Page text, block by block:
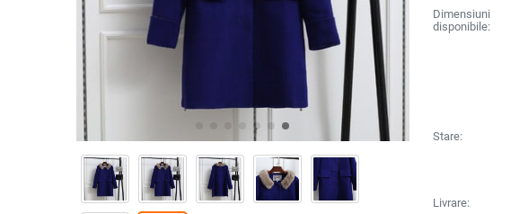
Dimensiuni
disponibile:
Stare:
Livrare: